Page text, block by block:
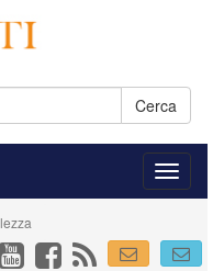
Cerca